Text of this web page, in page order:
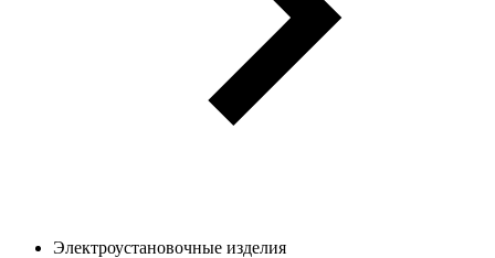
Электроустановочные изделия